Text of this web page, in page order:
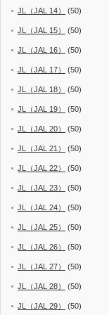
JL（JAL 14） (50)
JL（JAL 15） (50)
JL（JAL 16） (50)
JL（JAL 17） (50)
JL（JAL 18） (50)
JL（JAL 19） (50)
JL（JAL 20） (50)
JL（JAL 21） (50)
JL（JAL 22） (50)
JL（JAL 23） (50)
JL（JAL 24） (50)
JL（JAL 25） (50)
JL（JAL 26） (50)
JL（JAL 27） (50)
JL（JAL 28） (50)
JL（JAL 29） (50)